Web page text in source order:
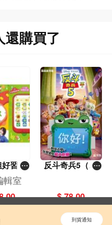
到貨通知
還購買了
習慣
機
輯室
反斗奇兵5（圖
$ 78.00
體驗。
開啟